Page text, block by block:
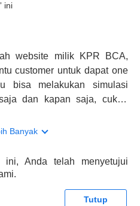
ini
website milik KPR BCA,
customer untuk dapat one
bisa melakukan simulasi
dan kapan saja, cukup
maka ada layanan live chat
berlipat, persyaratan
mudah, kamu bisa cek
hanya sebagai pihak
Banyak
ini, Anda telah menyetujui
Tutup